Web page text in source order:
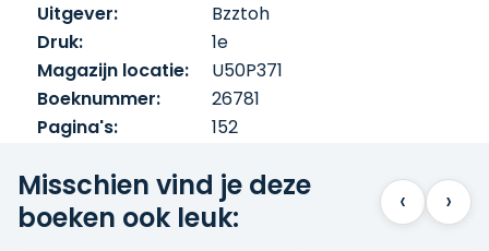
Uitgever:
Bzztoh
Druk:
1e
Magazijn locatie:
U50P371
Boeknummer:
26781
Pagina's:
152
Misschien vind je deze
boeken ook leuk:
‹ ›